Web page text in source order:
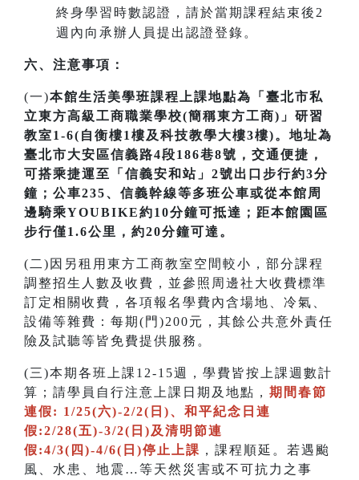
終身學習時數認證，請於當期課程結束後2
週內向承辦人員提出認證登錄。
六、注意事項：
(一)本館生活美學班課程上課地點為「臺北市私
立東方高級工商職業學校(簡稱東方工商)」研習
教室1-6(自衡樓1樓及科技教學大樓3樓)。地址為
臺北市大安區信義路4段186巷8號，交通便捷，
可搭乘捷運至「信義安和站」2號出口步行約3分
鐘；公車235、信義幹線等多班公車或從本館周
邊騎乘YOUBIKE約10分鐘可抵達；距本館園區
步行僅1.6公里，約20分鐘可達。
(二)因另租用東方工商教室空間較小，部分課程
調整招生人數及收費，並參照周邊社大收費標準
訂定相關收費，各項報名學費內含場地、冷氣、
設備等雜費：每期(門)200元，其餘公共意外責任
險及試聽等皆免費提供服務。
(三)本期各班上課12-15週，學費皆按上課週數計
算；請學員自行注意上課日期及地點， 期間春節
連假: 1/25(六)-2/2(日)、和平紀念日連
假:2/28(五)-3/2(日)及清明節連
假:4/3(四)-4/6(日)停止上課 ，課程順延。若遇颱
風、水患、地震…等天然災害或不可抗力之事